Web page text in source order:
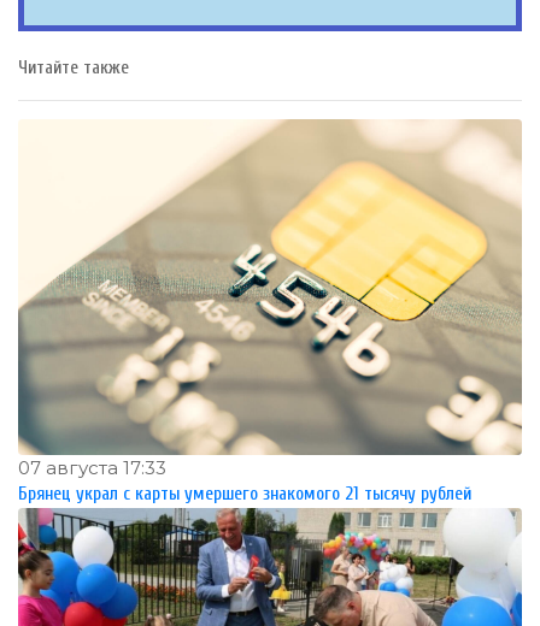
Читайте также
07 августа 17:33
Брянец украл с карты умершего знакомого 21 тысячу рублей